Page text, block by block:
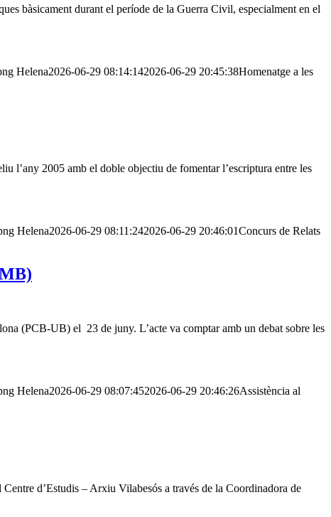
bàsicament durant el període de la Guerra Civil, especialment en el
Helena2026-06-29 08:14:142026-06-29 20:45:38Homenatge a les
l’any 2005 amb el doble objectiu de fomentar l’escriptura entre les
Helena2026-06-29 08:11:242026-06-29 20:46:01Concurs de Relats
(PCB-UB) el 23 de juny. L’acte va comptar amb un debat sobre les
Helena2026-06-29 08:07:452026-06-29 20:46:26Assistència al
d’Estudis – Arxiu Vilabesós a través de la Coordinadora de